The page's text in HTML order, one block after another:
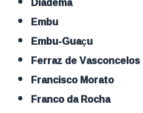
Embu
Embu-Guaçu
Ferraz de Vasconcelos
Francisco Morato
Franco da Rocha